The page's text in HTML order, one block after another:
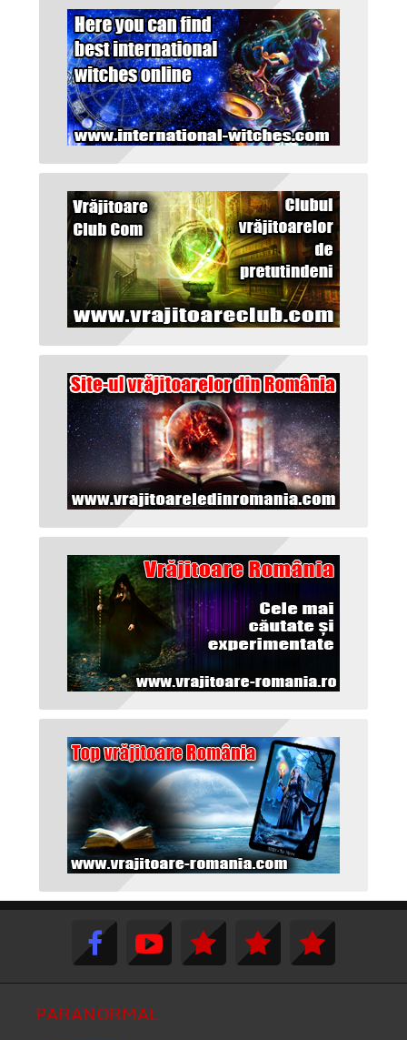
PARANORMAL